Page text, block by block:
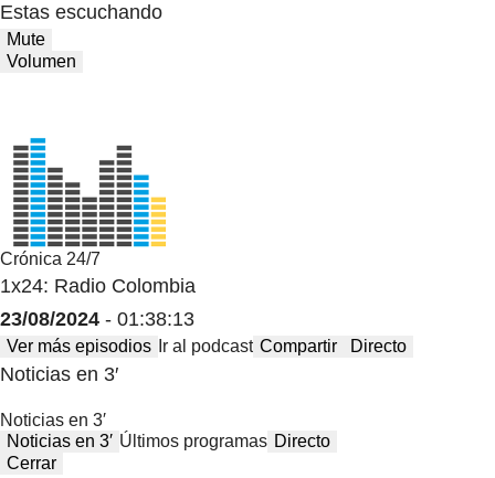
Estas escuchando
Mute
Volumen
Crónica 24/7
1x24: Radio Colombia
23/08/2024 - 01:38:13
Ver más episodios Ir al podcast Compartir Directo
Noticias en 3′
Noticias en 3′
Noticias en 3′ Últimos programas Directo
Cerrar